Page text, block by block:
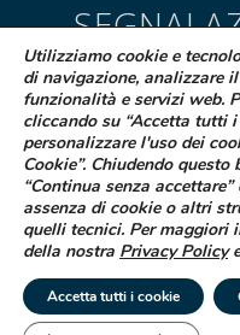
Se sospetti di aver avuto
uno dei medicinali Difa
segnalarlo
© 2025 Difa Cooper SpA -
(VA) 129020 - C.F. P. IVA e
Utilizziamo cookie e
di navigazione, analizzare
funzionalità e servizi web.
cliccando su “Accetta tutti
personalizzare l'uso dei
Cookie”. Chiudendo
“Continua senza
assenza di cookie o altri
quelli tecnici. Per maggiori
della nostra Privacy Policy
Accetta tutti i cookie